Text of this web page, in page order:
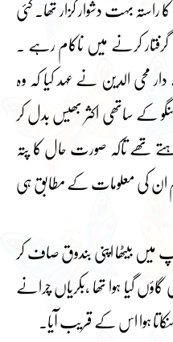
بہت دشوار گزار تھا۔ کئی
کرنے میں ناکام رہے ۔
الدین نے عہد کیا کہ وہ
کے ساتھی اکثر بھیس بدل کر
تاکہ صورت حال کا پتہ
ان کی معلومات کے مطابق ہی
میں بیٹھا اپنی بندوق صاف کر
گیا ہوا تھا ،بکریاں چرانے
ہوا اس کے قریب آیا۔